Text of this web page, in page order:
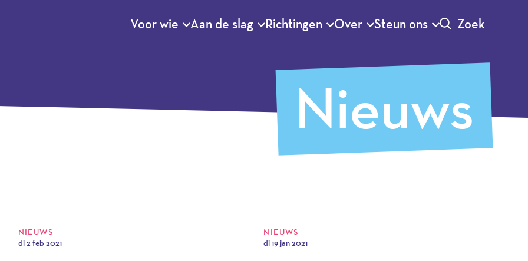
Voor wie Aan de slag Richtingen Over Steun ons Zoek
Nieuws
NIEUWS
di 2 feb 2021
NIEUWS
di 19 jan 2021